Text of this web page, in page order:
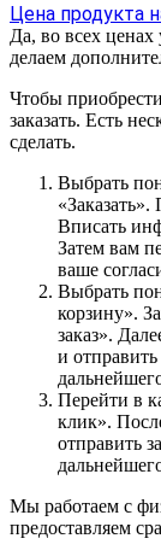
Цена продукта
Да, во всех
делаем
Чтобы
заказать. Есть
сделать.
Выбрать
Вписать
Затем вам
ваше
Выбрать
корзину».
заказ».
и
Перейти в
клик».
отправить
Мы работаем с
предоставляем